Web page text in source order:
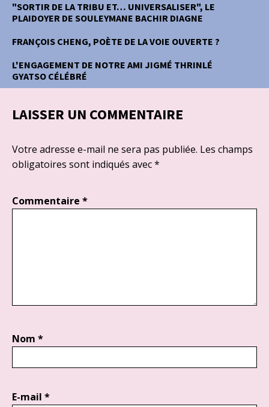
"SORTIR DE LA TRIBU ET… UNIVERSALISER", LE
PLAIDOYER DE SOULEYMANE BACHIR DIAGNE
FRANÇOIS CHENG, POÈTE DE LA VOIE OUVERTE ?
L'ENGAGEMENT DE NOTRE AMI JIGMÉ THRINLÉ
GYATSO CÉLÉBRÉ
LAISSER UN COMMENTAIRE
Votre adresse e-mail ne sera pas publiée. Les champs
obligatoires sont indiqués avec*
Commentaire *
Nom *
E-mail *